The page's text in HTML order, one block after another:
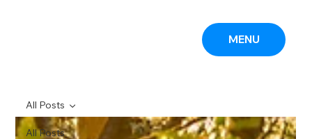
MENU
All Posts
All Posts